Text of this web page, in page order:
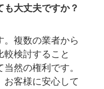
も大丈夫ですか？
。複数の業者から
較検討すること
然の権利です。
お客様に安心して